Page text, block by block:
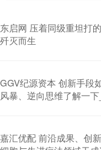
东启网 压着同级重坦打
歼灭而生
GGV纪源资本 创新手段
风暴、逆向思维了解一
嘉汇优配 前沿成果、创